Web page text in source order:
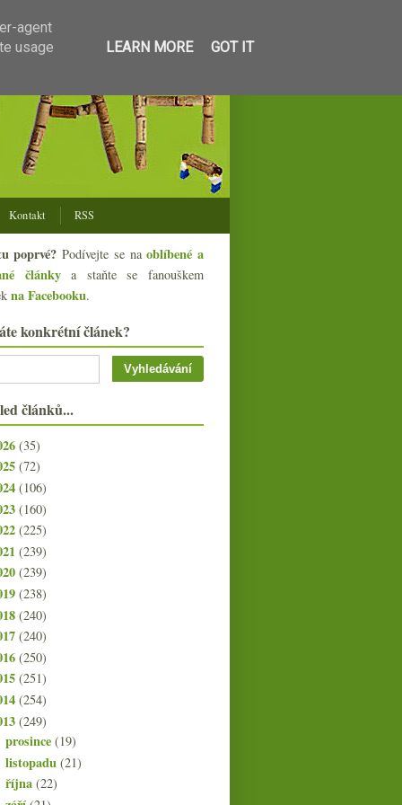
Kontakt RSS
poprvé? Podívejte se naoblíbené a
článkya staňte se fanouškem
na Facebooku.
konkrétní článek?
článků...
(35)
(72)
(106)
(160)
(225)
(239)
(239)
(238)
(240)
(240)
(250)
(251)
(254)
(249)
prosince(19)
listopadu(21)
října(22)
agent
usage
LEARN MORE GOT IT